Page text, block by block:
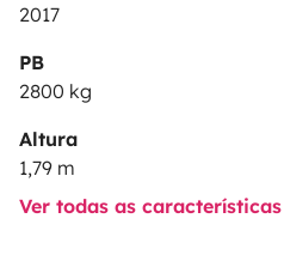
2017
PB
2800 kg
Altura
1,79 m
Ver todas as características